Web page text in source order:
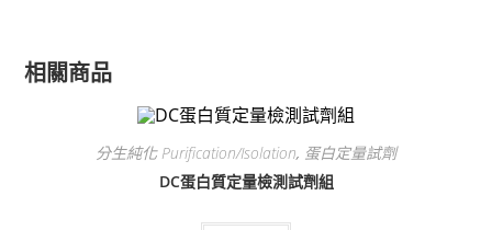
相關商品
分生純化 Purification/Isolation, 蛋白定量試劑
DC蛋白質定量檢測試劑組